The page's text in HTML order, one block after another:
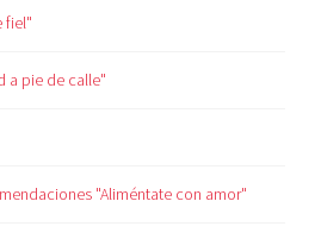
fiel"
a pie de calle"
"Aliméntate con amor"